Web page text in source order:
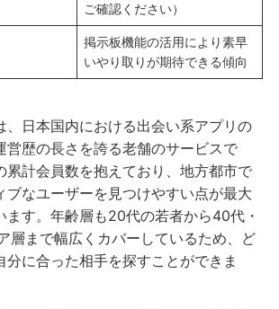
ご確認ください）
掲示板機能の活用により素早
いやり取りが期待できる傾向
、日本国内における出会い系アプリの
営歴の長さを誇る老舗のサービスで
累計会員数を抱えており、地方都市で
ブなユーザーを見つけやすい点が最大
ます。年齢層も20代の若者から40代・
層まで幅広くカバーしているため、ど
分に合った相手を探すことができま